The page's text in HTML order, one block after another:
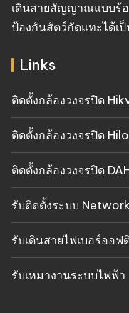
เดินสายสัญญาณแบบร้อ
ป้องกันสัตว์กัดแทะได้เ
Links
ติดตั้งกล้องวงจรปิด
ติดตั้งกล้องวงจรปิด
ติดตั้งกล้องวงจรปิด
รับติดตั้งระบบ
รับเดินสายไฟเบอร์ออ
รับเหมางานระบบไฟฟ้า